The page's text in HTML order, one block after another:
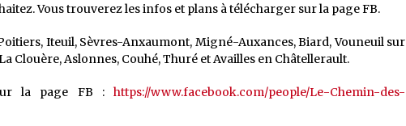
Vous trouverez les infos et plans à télécharger sur la page FB.
Iteuil, Sèvres-Anxaumont, Migné-Auxances, Biard, Vouneuil sur
Clouère, Aslonnes, Couhé, Thuré et Availles en Châtellerault.
la page FB : https://www.facebook.com/people/Le-Chemin-des-